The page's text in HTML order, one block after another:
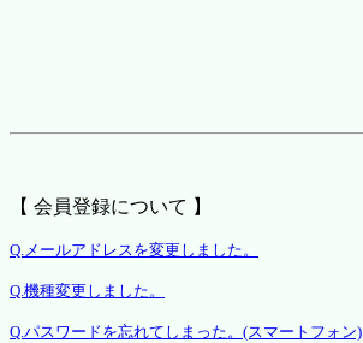
【 会員登録について 】
Q.メールアドレスを変更しました。
Q.機種変更しました。
Q.パスワードを忘れてしまった。(スマートフォン)